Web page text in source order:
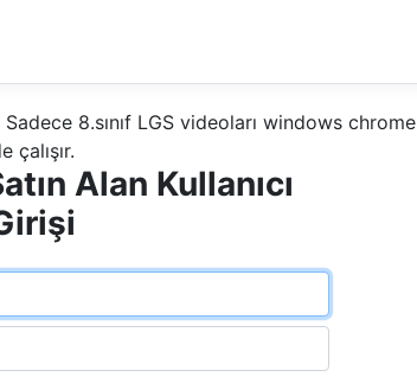
8.sınıf LGS videoları windows chrome
çalışır.
Alan Kullanıcı